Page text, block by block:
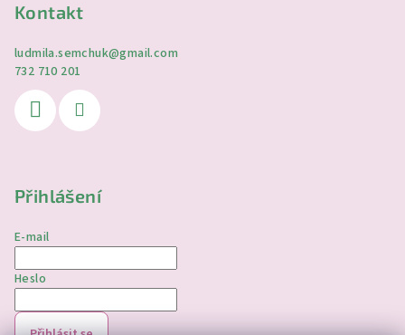
Kontakt
ludmila.semchuk@gmail.com
732 710 201
Přihlášení
E-mail
Heslo